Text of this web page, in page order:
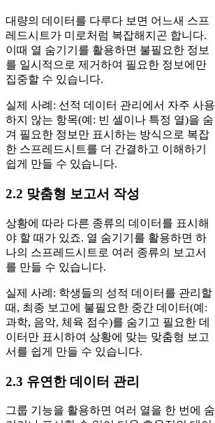
대량의 데이터를 다루다 보면 어느새 스프
레드시트가 미로처럼 복잡해지곤 합니다.
이때 열 숨기기를 활용하면 불필요한 정보
를 일시적으로 제거하여 필요한 정보에만
집중할 수 있습니다.
실제 사례: 선적 데이터 관리에서 자주 사용
하지 않는 항목(예: 빈 셀이나 특정 열)을 숨
겨 필요한 정보만 표시하는 방식으로 복잡
한 스프레드시트를 더 간결하고 이해하기
쉽게 만들 수 있습니다.
2.2 맞춤형 보고서 작성
상황에 따라 다른 종류의 데이터를 표시해
야 할 때가 있죠. 열 숨기기를 활용하면 하
나의 스프레드시트로 여러 종류의 보고서
를 만들 수 있습니다.
실제 사례: 학생들의 성적 데이터를 관리할
때, 최종 보고에 불필요한 중간 데이터(예:
과학, 음악, 체육 점수)를 숨기고 필요한 데
이터만 표시하여 상황에 맞는 맞춤형 보고
서를 쉽게 만들 수 있습니다.
2.3 유연한 데이터 관리
그룹 기능을 활용하면 여러 열을 한 번에 숨